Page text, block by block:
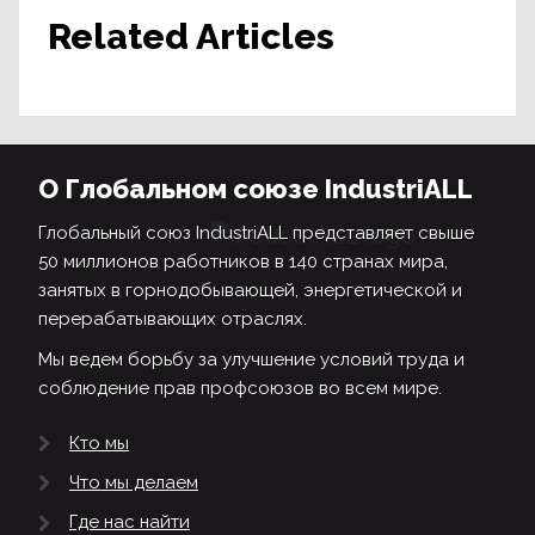
Related Articles
О Глобальном союзе IndustriALL
Глобальный союз IndustriALL представляет свыше
50 миллионов работников в 140 странах мира,
занятых в горнодобывающей, энергетической и
перерабатывающих отраслях.
Мы ведем борьбу за улучшение условий труда и
соблюдение прав профсоюзов во всем мире.
Кто мы
Что мы делаем
Где нас найти